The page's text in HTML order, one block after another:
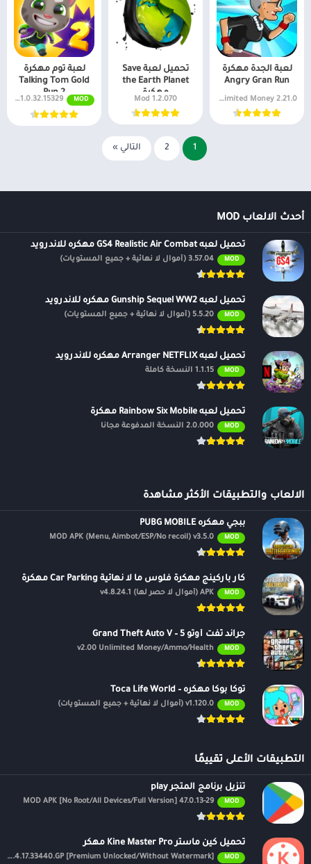
لعبة الجدة مهكرة
Angry Gran Run
2.21.0 Unlimited Money
تحميل لعبة Save
the Earth Planet
مهكرة
1.2.070 Mod
لعبة توم مهكرة
Talking Tom Gold
Run 2
MOD
1.0.32.15329 No Ads
1
2 التالي »
أحدث الالعاب MOD
تحميل لعبه GS4 Realistic Air Combat مهكره للاندرويد
MOD 3.57.04 (أموال لا نهائية + جميع المستويات)
تحميل لعبه Gunship Sequel WW2 مهكره للاندرويد
MOD 5.5.20 (أموال لا نهائية + جميع المستويات)
تحميل لعبه Arranger NETFLIX مهكره للاندرويد
MOD 1.1.15 النسخة كاملة
تحميل لعبه Rainbow Six Mobile مهكرة
MOD 2.0.000 النسخة المدفوعة مجانًا
الالعاب والتطبيقات الأكثر مشاهدة
ببجي مهكره PUBG MOBILE
MOD
MOD APK (Menu, Aimbot/ESP/No recoil) v3.5.0
كار باركينج مهكرة فلوس ما لا نهائية Car Parking مهكرة
MOD APK (أموال لا حصر لها) v4.8.24.1
جراند ثفت أوتو 5 – Grand Theft Auto V
MOD
v2.00 Unlimited Money/Ammo/Health
توكا بوكا مهكره – Toca Life World
MOD v1.120.0 (أموال لا نهائية + جميع المستويات)
التطبيقات الأعلى تقييمًا
تنزيل برنامج المتجر play
MOD
47.0.13-29 MOD APK [No Root/All Devices/Full Version]
تحميل كين ماستر Kine Master Pro مهكر
MOD
APK v7.4.17.33440.GP [Premium Unlocked/Without Watermark]